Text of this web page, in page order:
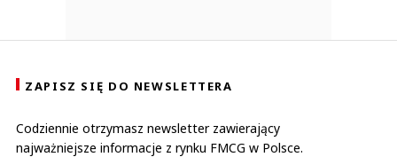
ZAPISZ SIĘ DO NEWSLETTERA
Codziennie otrzymasz newsletter zawierający
najważniejsze informacje z rynku FMCG w Polsce.